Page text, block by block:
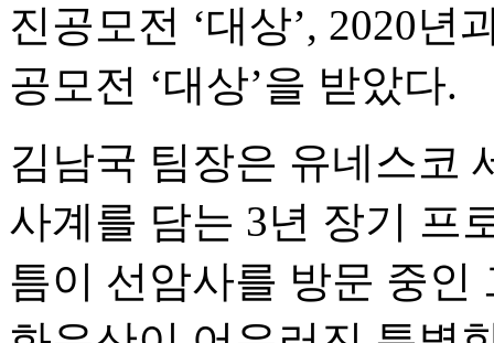
진공모전 ‘대상’, 2020년
공모전 ‘대상’을 받았다.
김남국 팀장은 유네스코
사계를 담는 3년 장기 프
틈이 선암사를 방문 중